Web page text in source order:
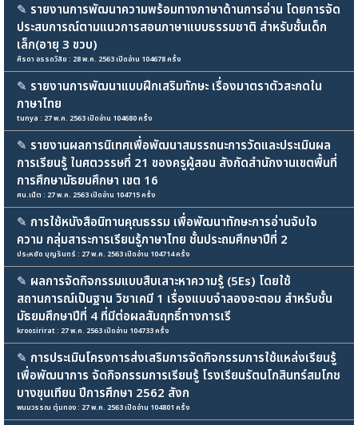
✎ รายงานการพัฒนาความพร้อมทางภาษาด้านการอ่าน โดยการจัด
ประสบการณ์ตามแนวการสอนภาษาแบบธรรมชาติ สำหรับชั้นเด็ก
เล็ก(อายุ 3 ขวบ)
ศิรดา อรรถวิลัย : 28 พ.ค. 2563 เปิดอ่าน 104678 ครั้ง
✎ รายงานการพัฒนาแบบฝึกเสริมทักษะ เรื่องมาตราตัวสะกดใน
ภาษาไทย
tunya : 27 พ.ค. 2563 เปิดอ่าน 104680 ครั้ง
✎ รายงานผลการนิเทศเพื่อพัฒนาสมรรถนะการวัดและประเมินผล
การเรียนรู้ ในศตวรรษที่ 21 ของครูผู้สอน สังกัดสำนักงานเขตพื้นที่
การศึกษามัธยมศึกษา เขต 16
ศน.เน็ต : 27 พ.ค. 2563 เปิดอ่าน 104715 ครั้ง
✎ การใช้หนังสือนิทานคุณธรรม เพื่อพัฒนาทักษะการอ่านจับใจ
ความ กลุ่มสาระการเรียนรู้ภาษาไทย ชั้นประถมศึกษาปีที่ 2
ประหยัด บุญรินทร์ : 27 พ.ค. 2563 เปิดอ่าน 104714 ครั้ง
✎ ผลการจัดกิจกรรมแบบสืบเสาะหาความรู้ (5Es) โดยใช้
สถานการณ์เป็นฐาน วิชาเคมี 1 เรื่องแบบจำลองอะตอม สำหรับชั้น
มัธยมศึกษาปีที่ 4 ที่มีต่อผลสัมฤทธิ์ทางการเรี
kroosirirat : 27 พ.ค. 2563 เปิดอ่าน 104733 ครั้ง
✎ การประเมินโครงการส่งเสริมการจัดกิจกรรมการใช้แหล่งเรียนรู้
เพื่อพัฒนาการ จัดกิจกรรมการเรียนรู้ โรงเรียนรัตนโกสินทร์สมโภช
บางขุนเทียน ปีการศึกษา 2562 สังก
พนมวรรณ ตุ่มทอง : 27 พ.ค. 2563 เปิดอ่าน 104801 ครั้ง